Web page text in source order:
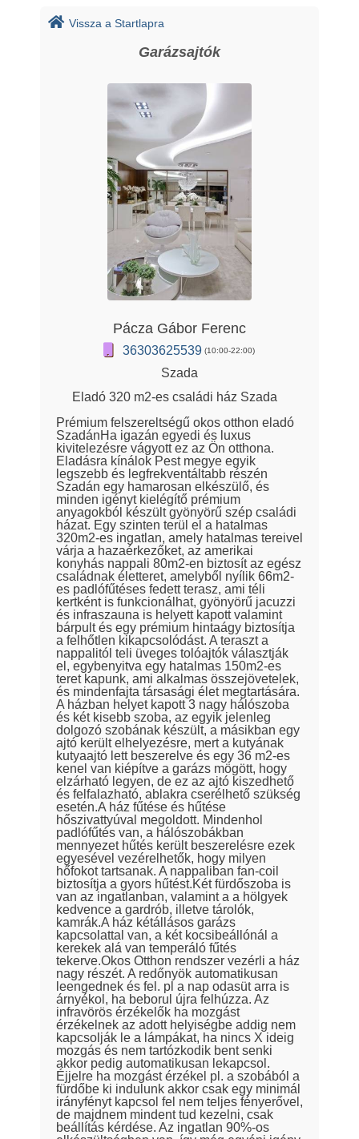
Vissza a Startlapra
Garázsajtók
Pácza Gábor Ferenc
36303625539 (10:00-22:00)
Szada
Eladó 320 m2-es családi ház Szada
Prémium felszereltségű okos otthon eladó
SzadánHa igazán egyedi és luxus
kivitelezésre vágyott ez az Ön otthona.
Eladásra kínálok Pest megye egyik
legszebb és legfrekventáltabb részén
Szadán egy hamarosan elkészülő, és
minden igényt kielégítő prémium
anyagokból készült gyönyörű szép családi
házat. Egy szinten terül el a hatalmas
320m2-es ingatlan, amely hatalmas tereivel
várja a hazaérkezőket, az amerikai
konyhás nappali 80m2-en biztosít az egész
családnak életteret, amelyből nyílik 66m2-
es padlófűtéses fedett terasz, ami téli
kertként is funkcionálhat, gyönyörű jacuzzi
és infraszauna is helyett kapott valamint
bárpult és egy prémium hintaágy biztosítja
a felhőtlen kikapcsolódást. A teraszt a
nappalitól teli üveges tolóajtók választják
el, egybenyitva egy hatalmas 150m2-es
teret kapunk, ami alkalmas összejövetelek,
és mindenfajta társasági élet megtartására.
A házban helyet kapott 3 nagy hálószoba
és két kisebb szoba, az egyik jelenleg
dolgozó szobának készült, a másikban egy
ajtó került elhelyezésre, mert a kutyának
kutyaajtó lett beszerelve és egy 36 m2-es
kenel van kiépítve a garázs mögött, hogy
elzárható legyen, de ez az ajtó kiszedhető
és felfalazható, ablakra cserélhető szükség
esetén.A ház fűtése és hűtése
hőszivattyúval megoldott. Mindenhol
padlófűtés van, a hálószobákban
mennyezet hűtés került beszerelésre ezek
egyesével vezérelhetők, hogy milyen
hőfokot tartsanak. A nappaliban fan-coil
biztosítja a gyors hűtést.Két fürdőszoba is
van az ingatlanban, valamint a a hölgyek
kedvence a gardrób, illetve tárolók,
kamrák.A ház kétállásos garázs
kapcsolattal van, a két kocsibeállónál a
kerekek alá van temperáló fűtés
tekerve.Okos Otthon rendszer vezérli a ház
nagy részét. A redőnyök automatikusan
leengednek és fel. pl a nap odasüt arra is
árnyékol, ha beborul újra felhúzza. Az
infravörös érzékelők ha mozgást
érzékelnek az adott helyiségbe addig nem
kapcsolják le a lámpákat, ha nincs X ideig
mozgás és nem tartózkodik bent senki
akkor pedig automatikusan lekapcsol.
Éjjelre ha mozgást érzékel pl. a szobából a
fürdőbe ki indulunk akkor csak egy minimál
irányfényt kapcsol fel nem teljes fényerővel,
de majdnem mindent tud kezelni, csak
beállítás kérdése. Az ingatlan 90%-os